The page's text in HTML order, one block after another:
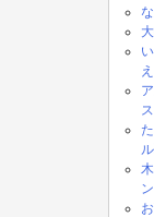
え
ン